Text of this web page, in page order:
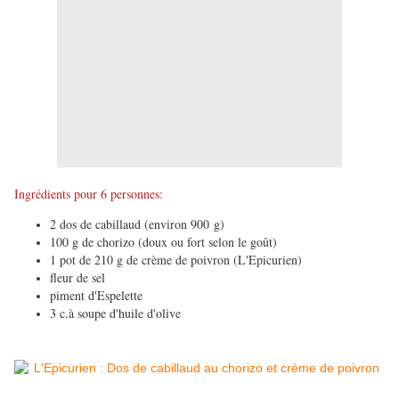
Ingrédients pour 6 personnes:
2 dos de cabillaud (environ 900 g)
100 g de chorizo (doux ou fort selon le goût)
1 pot de 210 g de crème de poivron (L'Epicurien)
fleur de sel
piment d'Espelette
3 c.à soupe d'huile d'olive